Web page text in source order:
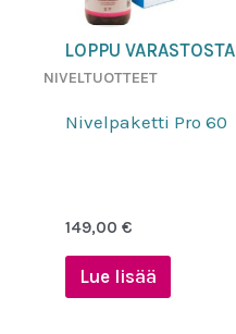
NIVELTUOTTEET
LOPPU VARASTOSTA
Nivelpaketti Pro 60
149,00€
Lue lisää